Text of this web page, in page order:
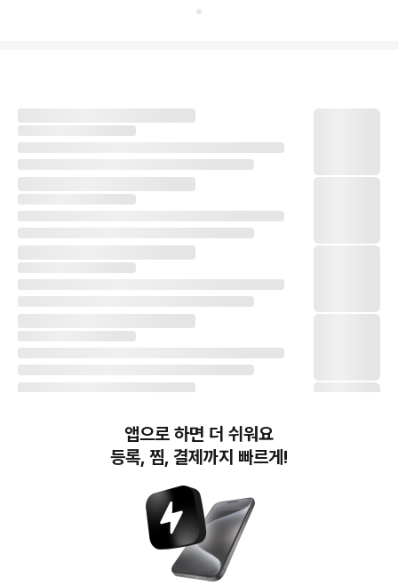
번개장터(주) 사업자정보, 이용약관 및 기타 법적고지
번개장터㈜는 통신판매중개자이며, 통신판매의 당사자가 아닙니다. 전자상거래 등에서의
소비자보호에 관한 법률 등 관련 법령 및 번개장터㈜의 약관에 따라 상품, 상품정보, 거래에 관한 책임은
개별 판매자에게 귀속하고, 번개장터㈜는 원칙적으로 회원간 거래에 대하여 책임을 지지 않습니다.
앱으로 하면 더 쉬워요
등록, 찜, 결제까지 빠르게!